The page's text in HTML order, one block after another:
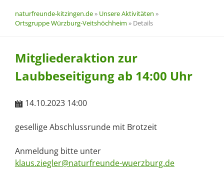
naturfreunde-kitzingen.de» Unsere Aktivitäten »
Ortsgruppe Würzburg-Veitshöchheim » Details
Mitgliederaktion zur
Laubbeseitigung ab 14:00 Uhr
14.10.2023 14:00
gesellige Abschlussrunde mit Brotzeit
Anmeldung bitte unter
klaus.ziegler@naturfreunde-wuerzburg.de